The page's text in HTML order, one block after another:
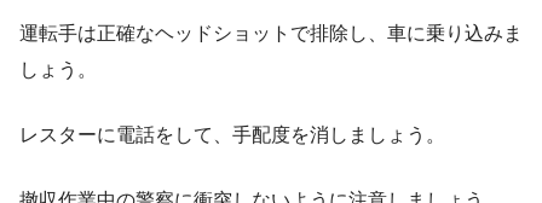
運転手は正確なヘッドショットで排除し、車に乗り込みま
しょう。
レスターに電話をして、手配度を消しましょう。